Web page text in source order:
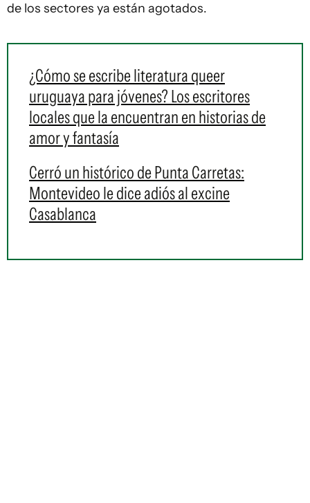
de los sectores ya están agotados.
¿Cómo se escribe literatura queer
uruguaya para jóvenes? Los escritores
locales que la encuentran en historias de
amor y fantasía
Cerró un histórico de Punta Carretas:
Montevideo le dice adiós al excine
Casablanca